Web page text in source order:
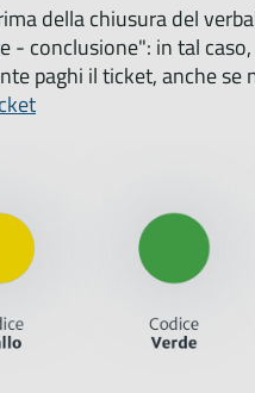
della chiusura del
conclusione": in tal
paghi il ticket, anche se